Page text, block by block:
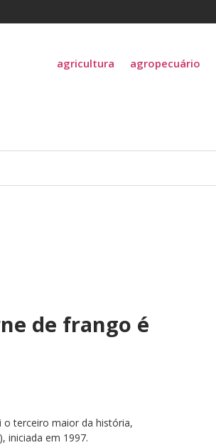
agricultura agropecuário
de frango é
o terceiro maior da história,
iniciada em 1997.